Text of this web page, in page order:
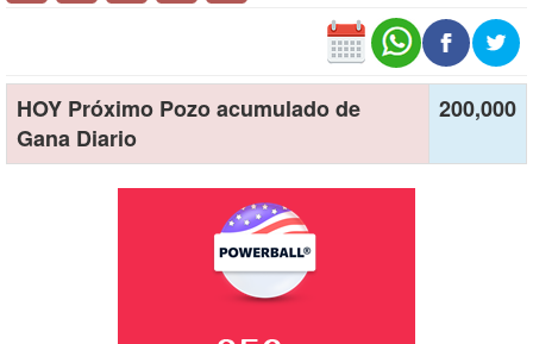
HOY Próximo Pozo acumulado de
Gana Diario
200,000